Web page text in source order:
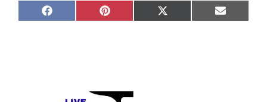
Share
on
Share
on
Share
on
Share
on